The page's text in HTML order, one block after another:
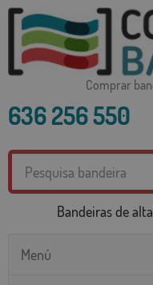
Comprar
636 256 550
Bandeiras de
Menú